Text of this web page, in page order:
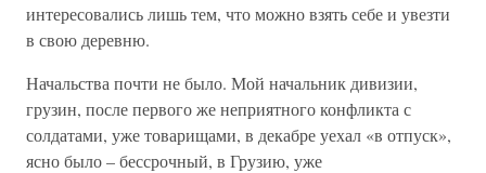
интересовались лишь тем, что можно взять себе и увезти
в свою деревню.
Начальства почти не было. Мой начальник дивизии,
грузин, после первого же неприятного конфликта с
солдатами, уже товарищами, в декабре уехал «в отпуск»,
ясно было – бессрочный, в Грузию, уже